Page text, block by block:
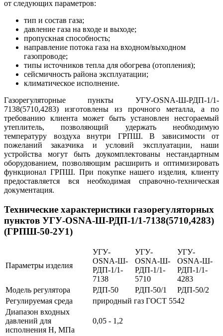
от следующих параметров:
тип и состав газа;
давление газа на входе и выходе;
пропускная способность;
направление потока газа на входном/выходном
газопроводе;
типы источников тепла для обогрева (отопления);
сейсмичность района эксплуатации;
климатическое исполнение.
Газорегуляторные пункты УГУ-OSNA-Ш-РДП-1/1-
7138(5710,4283) изготовлены из прочного металла, а по
требованию клиента может быть установлен несгораемый
утеплитель, позволяющий удержать необходимую
температуру воздуха внутри ГРПШ. В зависимости от
пожеланий заказчика и условий эксплуатации, наши
устройства могут быть доукомплектованы нестандартным
оборудованием, позволяющим расширить и оптимизировать
функционал ГРПШ. При покупке нашего изделия, клиенту
предоставляется вся необходимая справочно-техническая
документация.
Технические характеристики газорегуляторных
пунктов УГУ-OSNA-Ш-РДП-1/1-7138(5710,4283)
(ГРПШ-50-2У1)
Параметры изделия
УГУ-
OSNA-Ш-
РДП-1/1-
7138
УГУ-
OSNA-Ш-
РДП-1/1-
5710
УГУ-
OSNA-Ш-
РДП-1/1-
4283
Модель регулятора
РДП-50 РДП-50/1
РДП-50/2
Регулируемая среда
природный газ ГОСТ 5542
Диапазон входных
давлений для
исполнения Н, МПа
0,05 - 1,2